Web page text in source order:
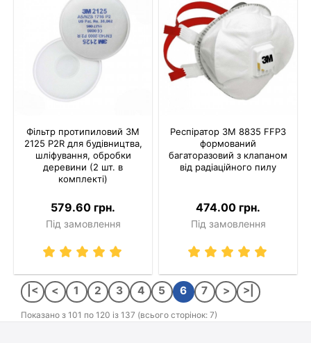
Фільтр протипиловий 3M
2125 P2R для будівництва,
шліфування, обробки
деревини (2 шт. в
комплекті)
579.60 грн.
Під замовлення
Респіратор 3M 8835 FFP3
формований
багаторазовий з клапаном
від радіаційного пилу
474.00 грн.
Під замовлення
|< < 1 2 3 4 5 6 7 > >|
Показано з 101 по 120 із 137 (всього сторінок: 7)